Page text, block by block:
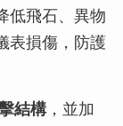
低飛石、異物
表損傷，防護
結構，並加